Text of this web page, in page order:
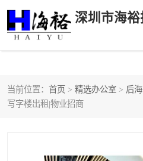
当前位置： 首页 > 精选办公室 > 后海
写字楼出租|物业招商
后海